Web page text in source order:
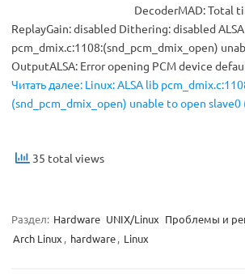
DecoderMAD: Total
ReplayGain: disabled Dithering: disabled
pcm_dmix.c:1108:(snd_pcm_dmix_open)
OutputALSA: Error opening PCM device
Читать далее: Linux: ALSA lib
(snd_pcm_dmix_open) unable to open slave0
35 total views
Раздел: Hardware UNIX/Linux Проблемы и
Arch Linux , hardware, Linux